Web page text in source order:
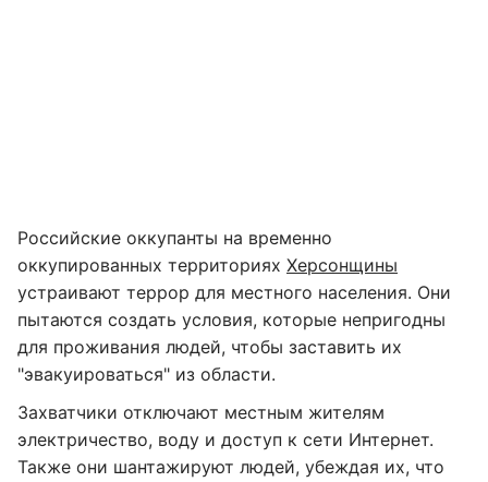
Российские оккупанты на временно
оккупированных территориях Херсонщины
устраивают террор для местного населения. Они
пытаются создать условия, которые непригодны
для проживания людей, чтобы заставить их
"эвакуироваться" из области.
Захватчики отключают местным жителям
электричество, воду и доступ к сети Интернет.
Также они шантажируют людей, убеждая их, что